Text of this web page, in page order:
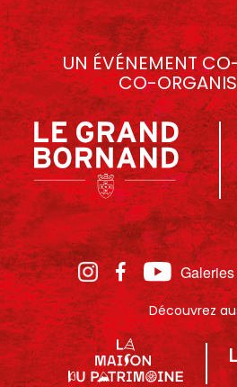
UN ÉVÉNEMENT
CO-
Découvrez